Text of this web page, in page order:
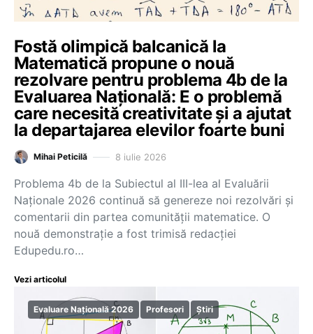
Fostă olimpică balcanică la
Matematică propune o nouă
rezolvare pentru problema 4b de la
Evaluarea Națională: E o problemă
care necesită creativitate și a ajutat
la departajarea elevilor foarte buni
Mihai Peticilă 8 iulie 2026
Problema 4b de la Subiectul al III-lea al Evaluării
Naționale 2026 continuă să genereze noi rezolvări și
comentarii din partea comunității matematice. O
nouă demonstrație a fost trimisă redacției
Edupedu.ro…
Vezi articolul
Evaluare Națională 2026 Profesori Știri